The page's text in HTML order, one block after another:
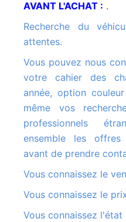
AVANT L'ACHAT : .
Recherche du véhicule en fonction de vos
attentes.
Vous pouvez nous confier vos recherches selon
votre cahier des
année, option
même vos
professionnels
ensemble les offres
avant de prendre
Vous connaissez le
Vous connaissez le
Vous connaissez